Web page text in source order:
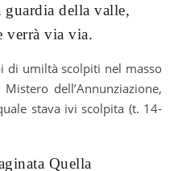
della valle,
verrà via via.
di umiltà scolpiti nel masso
dell’Annunziazione,
stava ivi scolpita (t. 14-
Quella